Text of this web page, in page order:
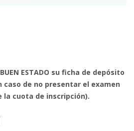
ESTADO su ficha de depósito
de no presentar el examen
la cuota de inscripción).